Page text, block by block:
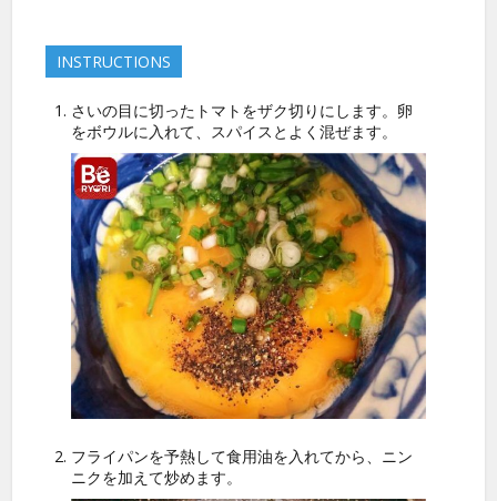
INSTRUCTIONS
さいの目に切ったトマトをザク切りにします。卵
をボウルに入れて、スパイスとよく混ぜます。
フライパンを予熱して食用油を入れてから、ニン
ニクを加えて炒めます。